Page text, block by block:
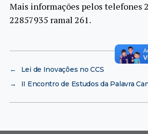
Mais informações pelos telefones
22857935 ramal 261.
←
Lei de Inovações no CCS
→
II Encontro de Estudos da Palavra